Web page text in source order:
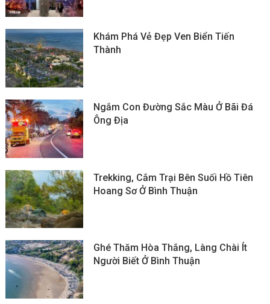
Khám Phá Vẻ Đẹp Ven Biển Tiến
Thành
Ngắm Con Đường Sắc Màu Ở Bãi Đá
Ông Địa
Trekking, Cắm Trại Bên Suối Hồ Tiên
Hoang Sơ Ở Bình Thuận
Ghé Thăm Hòa Thắng, Làng Chài Ít
Người Biết Ở Bình Thuận